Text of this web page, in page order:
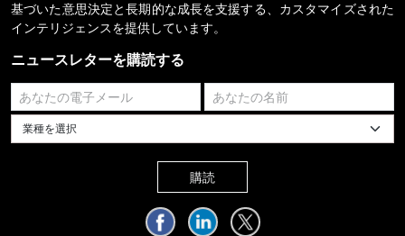
基づいた意思決定と長期的な成長を支援する、カスタマイズされた
インテリジェンスを提供しています。
ニュースレターを購読する
業種を選択してください
購読